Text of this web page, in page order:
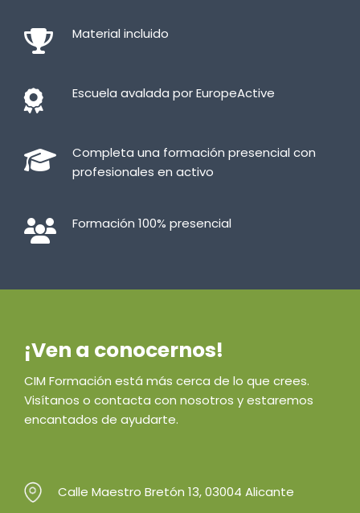
Material incluido
Escuela avalada por EuropeActive
Completa una formación presencial con
profesionales en activo
Formación 100% presencial
¡Ven a conocernos!
CIM Formación está más cerca de lo que crees.
Visítanos o contacta con nosotros y estaremos
encantados de ayudarte.
Calle Maestro Bretón 13, 03004 Alicante